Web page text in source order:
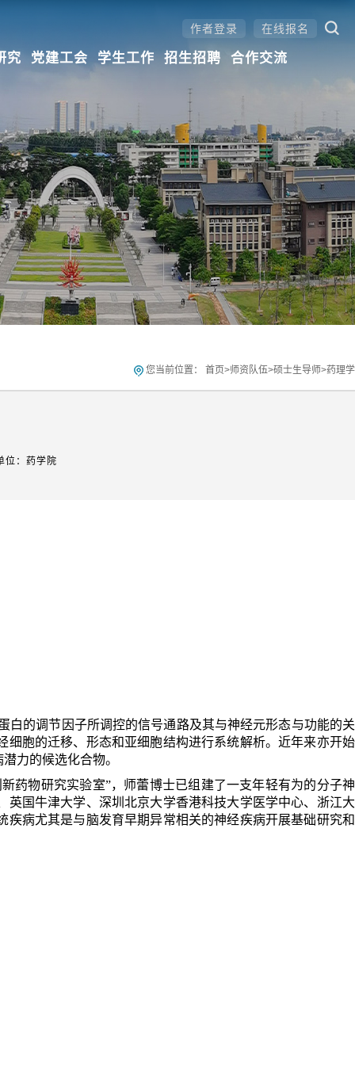
作者登录 在线报名
究 党建工会 学生工作 招生招聘 合作交流
您当前位置： 首页>师资队伍>硕士生导师>药理学
位：药学院
的调节因子所调控的信号通路及其与神经元形态与功能的关
胞的迁移、形态和亚细胞结构进行系统解析。近年来亦开始
力的候选化合物。
药物研究实验室”，师蕾博士已组建了一支年轻有为的分子神
国牛津大学、深圳北京大学香港科技大学医学中心、浙江大
病尤其是与脑发育早期异常相关的神经疾病开展基础研究和